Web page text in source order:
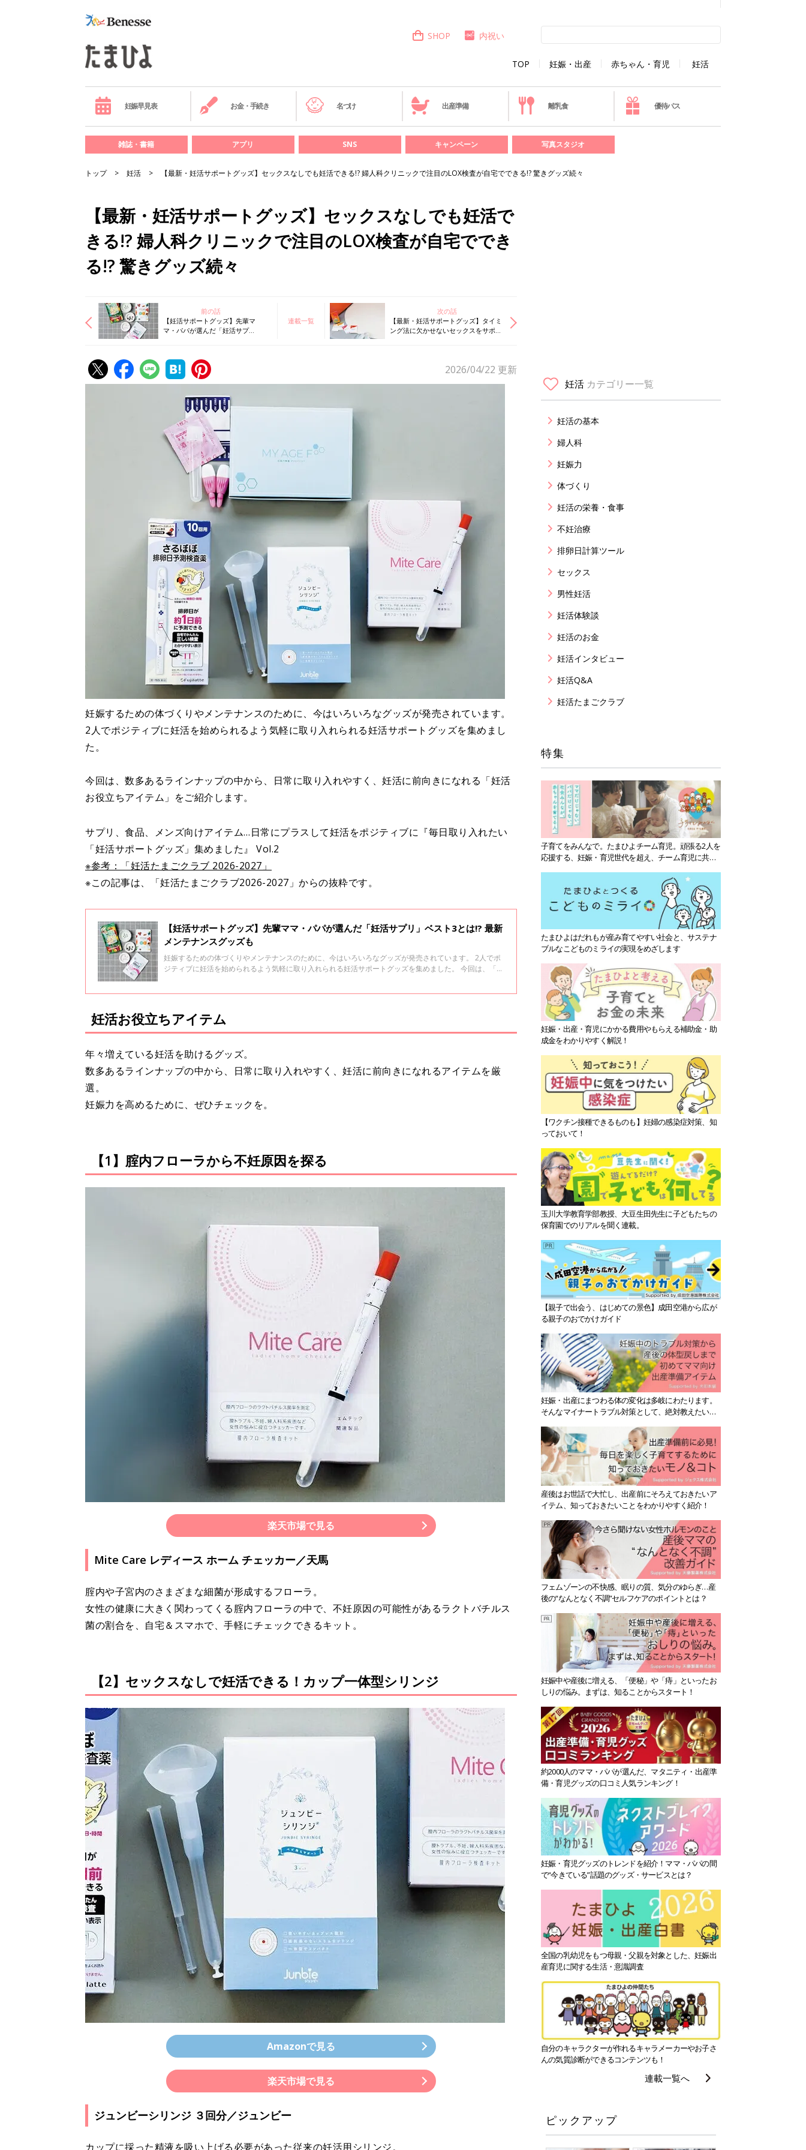
TOP 妊娠・出産 赤ちゃん・育児 妊活
SHOP 内祝い
妊娠早見表 お金・手続き 名づけ 出産準備 離乳食 優待パス
雑誌・書籍 アプリ SNS キャンペーン 写真スタジオ
トップ 妊活 【最新・妊活サポートグッズ】セックスなしでも妊活できる!? 婦人科クリニックで注目のLOX検査が自宅でできる!? 驚きグッズ続々
【最新・妊活サポートグッズ】セックスなしでも妊活で
きる!? 婦人科クリニックで注目のLOX検査が自宅ででき
る!? 驚きグッズ続々
前の話
【妊活サポートグッズ】先輩マ
マ・パパが選んだ「妊活サプ
連載一覧
次の話
【最新・妊活サポートグッズ】タイミ
ング法に欠かせないセックスをサポー
2026/04/22 更新
妊娠するための体づくりやメンテナンスのために、今はいろいろなグッズが発売されています。
2人でポジティブに妊活を始められるよう気軽に取り入れられる妊活サポートグッズを集めまし
た。
今回は、数多あるラインナップの中から、日常に取り入れやすく、妊活に前向きになれる「妊活
お役立ちアイテム」をご紹介します。
サプリ、食品、メンズ向けアイテム…日常にプラスして妊活をポジティブに『毎日取り入れたい
「妊活サポートグッズ」集めました』 Vol.2
※参考：「妊活たまごクラブ 2026-2027」
※この記事は、「妊活たまごクラブ2026-2027」からの抜粋です。
【妊活サポートグッズ】先輩ママ・パパが選んだ「妊活サプリ」ベスト3とは!? 最新
メンテナンスグッズも
妊娠するための体づくりやメンテナンスのために、今はいろいろなグッズが発売されています。 2人でポ
ジティブに妊活を始められるよう気軽に取り入れられる妊活サポートグッズを集めました。 今回は、「た
妊活お役立ちアイテム
年々増えている妊活を助けるグッズ。
数多あるラインナップの中から、日常に取り入れやすく、妊活に前向きになれるアイテムを厳
選。
妊娠力を高めるために、ぜひチェックを。
【1】腟内フローラから不妊原因を探る
楽天市場で見る
Mite Care レディース ホーム チェッカー／天馬
腟内や子宮内のさまざまな細菌が形成するフローラ。
女性の健康に大きく関わってくる腟内フローラの中で、不妊原因の可能性があるラクトバチルス
菌の割合を、自宅＆スマホで、手軽にチェックできるキット。
【2】セックスなしで妊活できる！カップ一体型シリンジ
Amazonで見る
楽天市場で見る
ジュンビーシリンジ ３回分／ジュンビー
カップに採った精液を吸い上げる必要があった従来の妊活用シリンジ。
妊活 カテゴリー一覧
妊活の基本
婦人科
妊娠力
体づくり
妊活の栄養・食事
不妊治療
排卵日計算ツール
セックス
男性妊活
妊活体験談
妊活のお金
妊活インタビュー
妊活Q&A
妊活たまごクラブ
特集
子育てをみんなで。たまひよチーム育児。頑張る2人を
応援する、妊娠・育児世代を超え、チーム育児に共感
たまひよはだれもが産み育てやすい社会と、サステナ
ブルなこどものミライの実現をめざします
妊娠・出産・育児にかかる費用やもらえる補助金・助
成金をわかりやすく解説！
【ワクチン接種できるものも】妊婦の感染症対策、知
っておいて！
玉川大学教育学部教授、大豆生田先生に子どもたちの
保育園でのリアルを聞く連載。
【親子で出会う、はじめての景色】成田空港から広が
る親子のおでかけガイド
妊娠・出産にまつわる体の変化は多岐にわたります。
そんなマイナートラブル対策として、絶対教えたい！
産後はお世話で大忙し、出産前にそろえておきたいア
イテム、知っておきたいことをわかりやすく紹介！
フェムゾーンの不快感、眠りの質、気分のゆらぎ…産
後の“なんとなく不調”セルフケアのポイントとは？
妊娠中や産後に増える、「便秘」や「痔」といったお
しりの悩み。まずは、知ることからスタート！
約2000人のママ・パパが選んだ、マタニティ・出産準
備・育児グッズの口コミ人気ランキング！
妊娠・育児グッズのトレンドを紹介！ママ・パパの間
で“今きている”話題のグッズ・サービスとは？
全国の乳幼児をもつ母親・父親を対象とした、妊娠出
産育児に関する生活・意識調査
自分のキャラクターが作れるキャラメーカーやお子さ
んの気質診断ができるコンテンツも！
連載一覧へ
ピックアップ